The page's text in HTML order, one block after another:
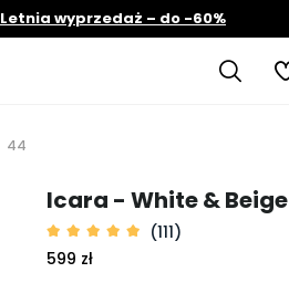
Letnia wyprzedaż – do -60%
44
Icara - White & Beige
(111)
599 zł